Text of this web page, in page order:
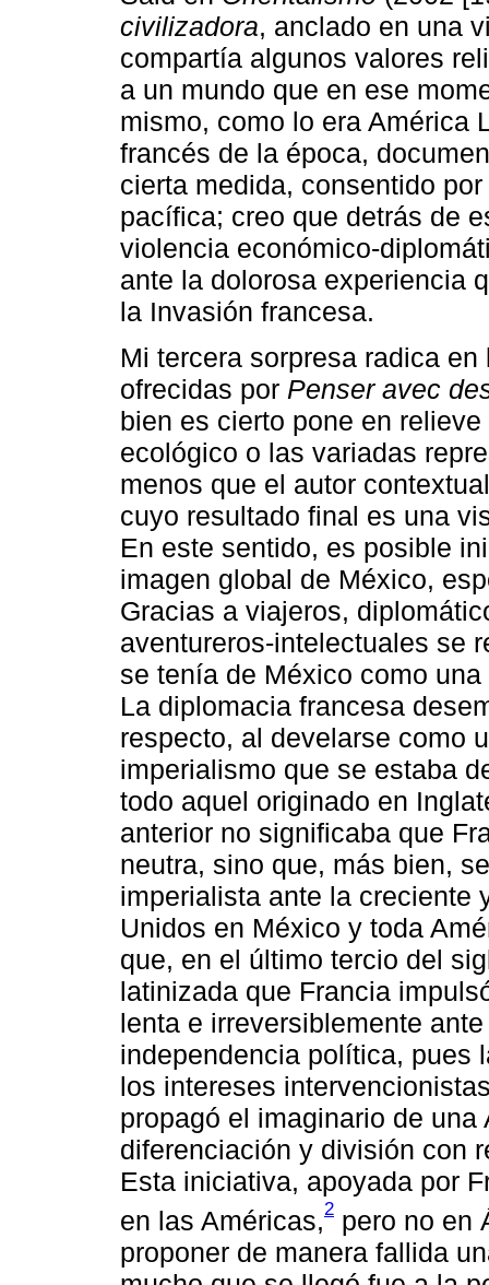
civilizadora, anclado en una
compartía algunos valores
a un mundo que en ese
mismo, como lo era América
francés de la época,
cierta medida, consentido
pacífica; creo que detrás de
violencia económico-
ante la dolorosa experiencia
la Invasión francesa.
Mi tercera sorpresa radica
ofrecidas por Penser avec
bien es cierto pone en
ecológico o las variadas
menos que el autor
cuyo resultado final es una
En este sentido, es posible
imagen global de México,
Gracias a viajeros,
aventureros-intelectuales se
se tenía de México como
La diplomacia francesa
respecto, al develarse como
imperialismo que se estaba
todo aquel originado en
anterior no significaba que
neutra, sino que, más bien,
imperialista ante la creciente
Unidos en México y toda
que, en el último tercio del
latinizada que Francia
lenta e irreversiblemente
independencia política, pues
los intereses
propagó el imaginario de
diferenciación y división con
Esta iniciativa, apoyada por
en las Américas,2 pero no en
proponer de manera fallida